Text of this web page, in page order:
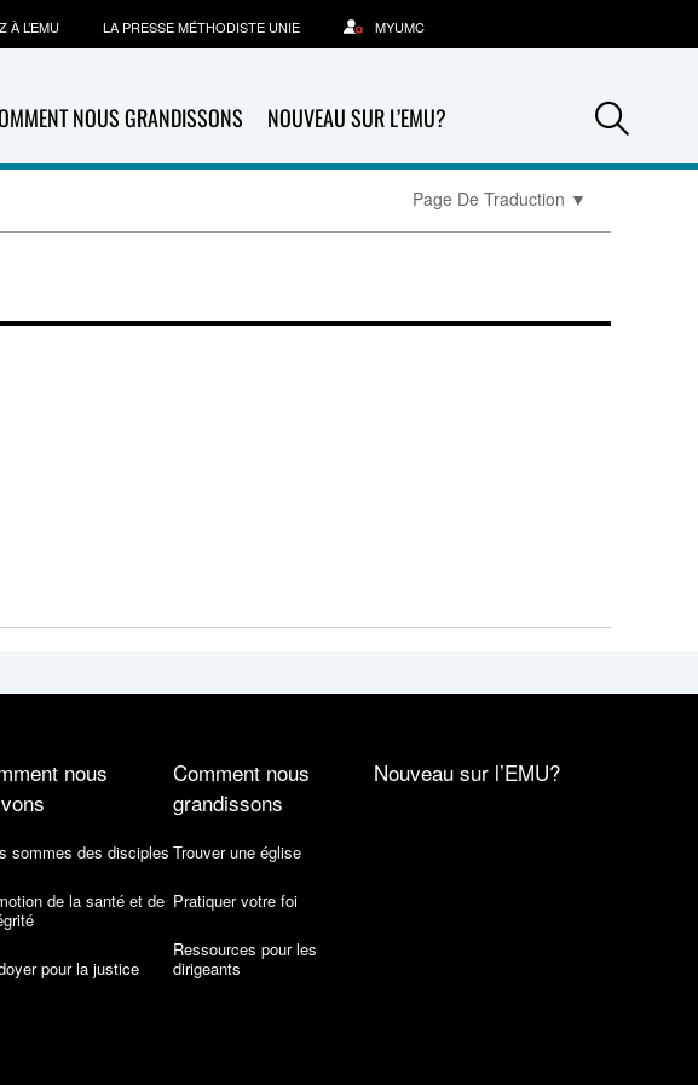
NOUS GRANDISSONS NOUVEAU SUR L’EMU?
À L’EMU LA PRESSE MÉTHODISTE UNIE MYUMC
Page De Traduction ▼
nous
sommes des disciples
de la santé et de
pour la justice
Comment nous
grandissons
Trouver une église
Pratiquer votre foi
Ressources pour les
dirigeants
Nouveau sur l’EMU?